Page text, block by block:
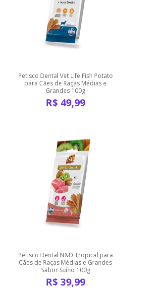
Petisco Dental Vet Life Fish Potato
para Cães de Raças Médias e
Grandes 100g
R$ 49,99
Petisco Dental N&D Tropical para
Cães de Raças Médias e Grandes
Sabor Suíno 100g
R$ 39,99